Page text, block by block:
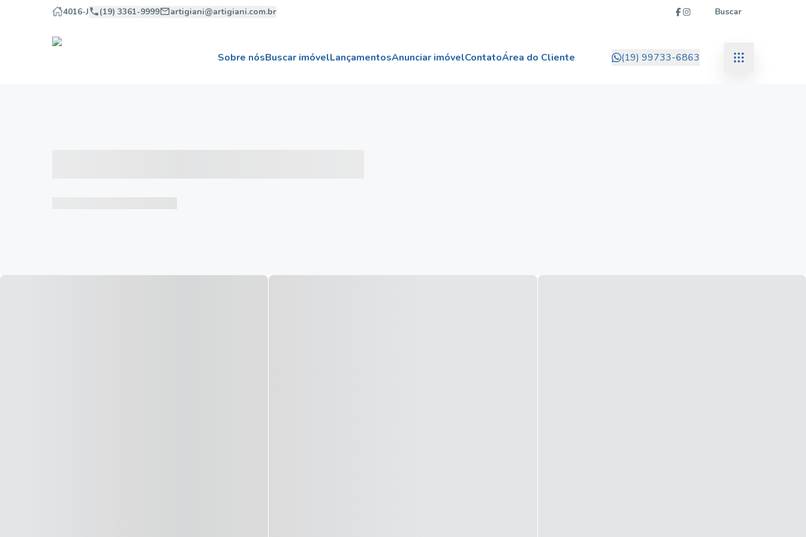
4016-J (19) 3361-9999 artigiani@artigiani.com.br Buscar
Sobre nósBuscar imóvelLançamentosAnunciar imóvelContatoÁrea do Cliente (19) 99733-6863